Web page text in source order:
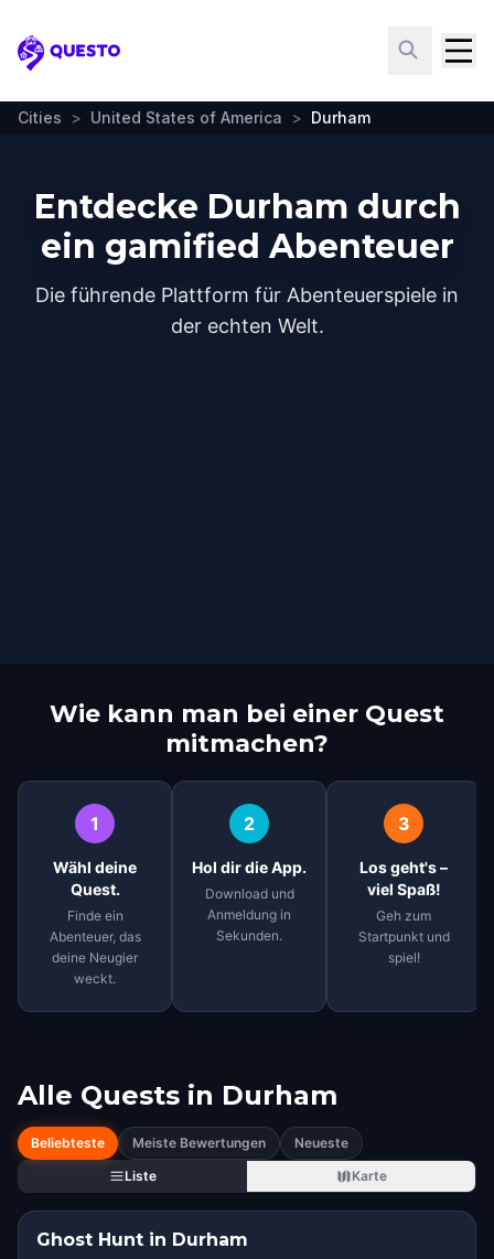
Questo
Cities > United States of America > Durham
Entdecke Durham durch
ein gamified Abenteuer
Die führende Plattform für Abenteuerspiele in
der echten Welt.
Wie kann man bei einer Quest
mitmachen?
1
Wähl deine
Quest.
Finde ein
Abenteuer, das
deine Neugier
weckt.
2
Hol dir die App.
Download und
Anmeldung in
Sekunden.
3
Los geht's –
viel Spaß!
Geh zum
Startpunkt und
spiel!
Alle Quests in Durham
Beliebteste Meiste Bewertungen
Neueste
Liste
Karte
Ghost Hunt in Durham